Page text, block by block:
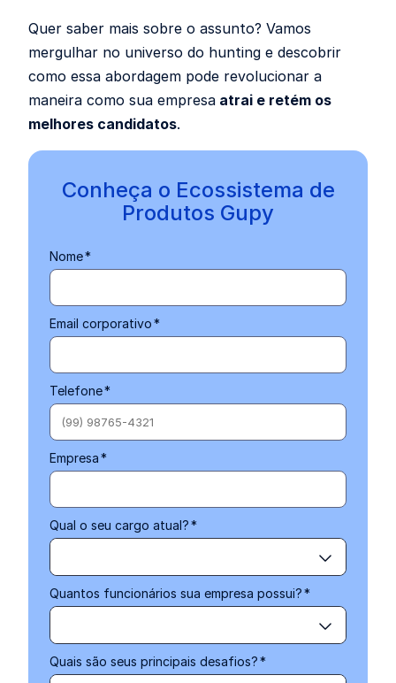
Quer saber mais sobre o assunto? Vamos
mergulhar no universo do hunting e descobrir
como essa abordagem pode revolucionar a
maneira como sua empresa atrai e retém os
melhores candidatos.
Conheça o Ecossistema de
Produtos Gupy
Nome*
Email corporativo*
Telefone*
Empresa*
Qual o seu cargo atual?*
Quantos funcionários sua empresa possui?*
Quais são seus principais desafios?*